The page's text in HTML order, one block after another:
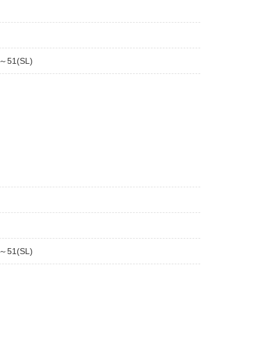
51(SL)
51(SL)